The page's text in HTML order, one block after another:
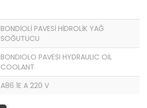
BONDİOLİ PAVESİ HİDROLİK YAĞ
SOĞUTUCU
BONDIOLO PAVESI HYDRAULIC OIL
COOLANT
A86 1E A 220 V